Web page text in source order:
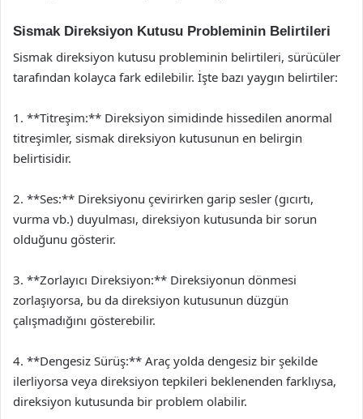
Sismak Direksiyon Kutusu Probleminin Belirtileri
Sismak direksiyon kutusu probleminin belirtileri, sürücüler
tarafından kolayca fark edilebilir. İşte bazı yaygın belirtiler:
1. **Titreşim:** Direksiyon simidinde hissedilen anormal
titreşimler, sismak direksiyon kutusunun en belirgin
belirtisidir.
2. **Ses:** Direksiyonu çevirirken garip sesler (gıcırtı,
vurma vb.) duyulması, direksiyon kutusunda bir sorun
olduğunu gösterir.
3. **Zorlayıcı Direksiyon:** Direksiyonun dönmesi
zorlaşıyorsa, bu da direksiyon kutusunun düzgün
çalışmadığını gösterebilir.
4. **Dengesiz Sürüş:** Araç yolda dengesiz bir şekilde
ilerliyorsa veya direksiyon tepkileri beklenenden farklıysa,
direksiyon kutusunda bir problem olabilir.